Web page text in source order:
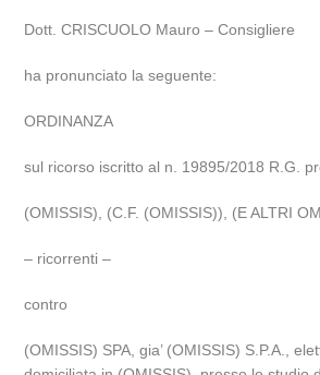
Dott. CRISCUOLO Mauro – Consigliere
ha pronunciato la seguente:
ORDINANZA
sul ricorso iscritto al n. 19895/2018 R.G.
(OMISSIS), (C.F. (OMISSIS)), (E ALTRI
– ricorrenti –
contro
(OMISSIS) SPA, gia’ (OMISSIS) S.P.A.,